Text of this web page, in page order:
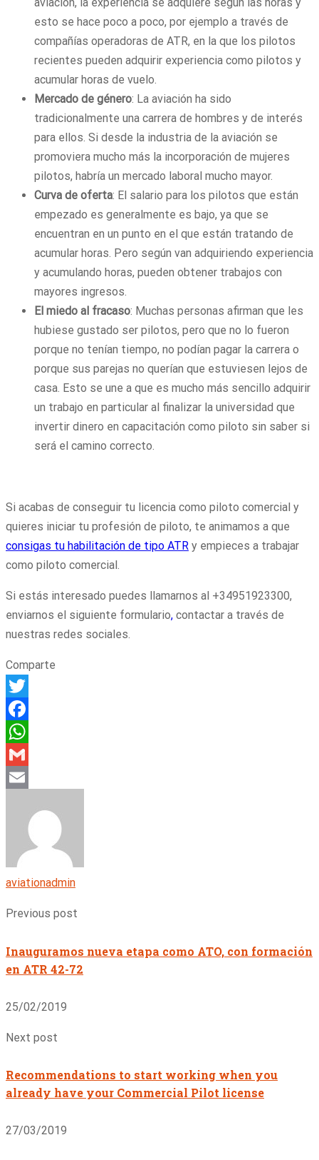
esto se hace poco a poco, por ejemplo a través de
compañías operadoras de ATR, en la que los pilotos
recientes pueden adquirir experiencia como pilotos y
acumular horas de vuelo.
Mercado de género: La aviación ha sido
tradicionalmente una carrera de hombres y de interés
para ellos. Si desde la industria de la aviación se
promoviera mucho más la incorporación de mujeres
pilotos, habría un mercado laboral mucho mayor.
Curva de oferta: El salario para los pilotos que están
empezado es generalmente es bajo, ya que se
encuentran en un punto en el que están tratando de
acumular horas. Pero según van adquiriendo experiencia
y acumulando horas, pueden obtener trabajos con
mayores ingresos.
El miedo al fracaso: Muchas personas afirman que les
hubiese gustado ser pilotos, pero que no lo fueron
porque no tenían tiempo, no podían pagar la carrera o
porque sus parejas no querían que estuviesen lejos de
casa. Esto se une a que es mucho más sencillo adquirir
un trabajo en particular al finalizar la universidad que
invertir dinero en capacitación como piloto sin saber si
será el camino correcto.
Si acabas de conseguir tu licencia como piloto comercial y
quieres iniciar tu profesión de piloto, te animamos a que
consigas tu habilitación de tipo ATR y empieces a trabajar
como piloto comercial.
Si estás interesado puedes llamarnos al +34951923300,
enviarnos el siguiente formulario, contactar a través de
nuestras redes sociales.
Comparte
Twitter
Facebook
WhatsApp
Gmail
aviationadmin
Previous post
Inauguramos nueva etapa como ATO, con formación
en ATR 42-72
25/02/2019
Next post
Recommendations to start working when you
already have your Commercial Pilot license
27/03/2019